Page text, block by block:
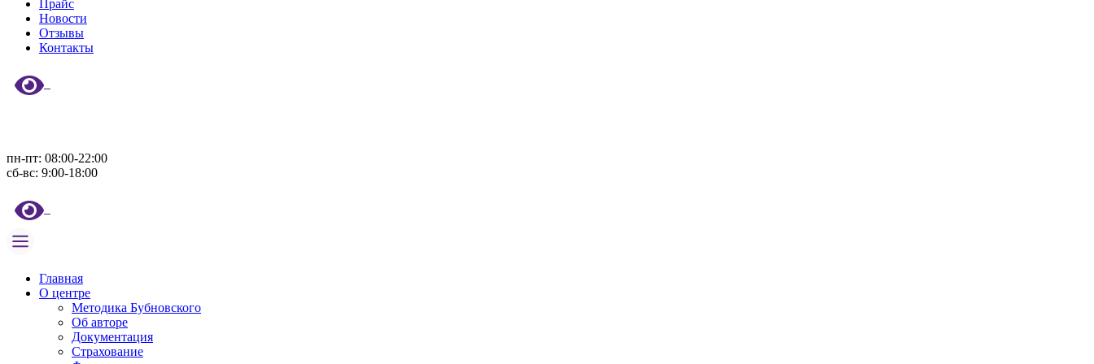
Прайс
Новости
Отзывы
Контакты
пн-пт: 08:00-22:00
сб-вс: 9:00-18:00
Главная
О центре
Методика Бубновского
Об авторе
Документация
Страхование